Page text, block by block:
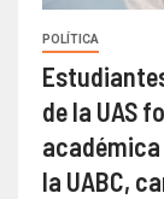
POLÍTICA
de la UAS
la UABC,